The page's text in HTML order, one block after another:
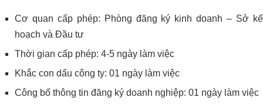
Cơ quan cấp phép: Phòng đăng ký kinh doanh – Sở kế
hoạch và Đầu tư
Thời gian cấp phép: 4-5 ngày làm việc
Khắc con dấu công ty: 01 ngày làm việc
Công bố thông tin đăng ký doanh nghiệp: 01 ngày làm việc